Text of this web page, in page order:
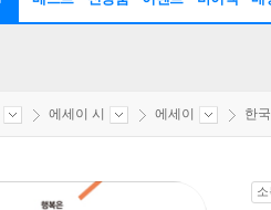
에세이 시 에세이 한